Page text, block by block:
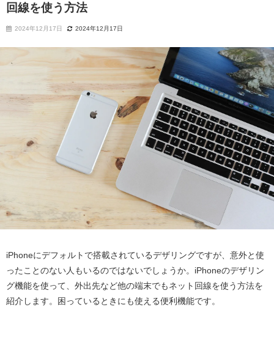
回線を使う方法
2024年12月17日 2024年12月17日
iPhoneにデフォルトで搭載されているデザリングですが、意外と使
ったことのない人もいるのではないでしょうか。iPhoneのデザリン
グ機能を使って、外出先など他の端末でもネット回線を使う方法を
紹介します。困っているときにも使える便利機能です。